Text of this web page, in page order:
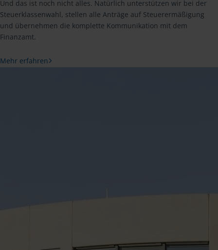
Und das ist noch nicht alles. Natürlich unterstützen wir bei der
Steuerklassenwahl, stellen alle Anträge auf Steuerermäßigung
und übernehmen die komplette Kommunikation mit dem
Finanzamt.
Mehr erfahren